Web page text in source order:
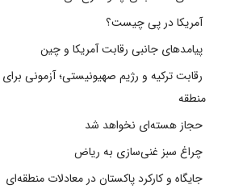
آمریکا در پی چیست؟
پیامدهای جانبی رقابت آمریکا و چین
رقابت ترکیه و رژیم صهیونیستی؛ آزمونی
منطقه
حجاز هسته‌ای نخواهد شد
چراغ سبز غنی‌سازی به ریاض
جایگاه و کارکرد پاکستان در معادلات منطقه‌ای